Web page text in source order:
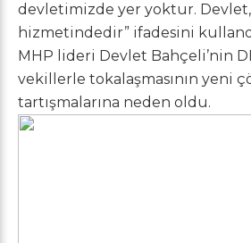
devletimizde yer yoktur.
hizmetindedir” ifadesini
MHP lideri Devlet Bahçeli’nin
vekillerle tokalaşmasının yeni
tartışmalarına neden oldu.